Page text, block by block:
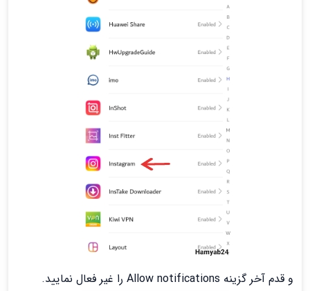
و قدم آخر گزینه Allow notifications را غیر فعال نمایید.